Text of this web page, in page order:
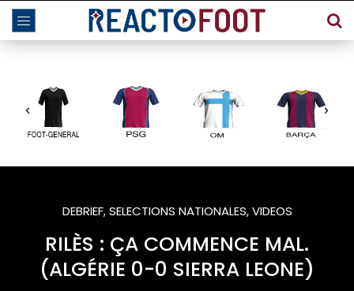
DEBRIEF,SELECTIONS NATIONALES,VIDEOS
RILÈS : ÇA COMMENCE MAL.
(ALGÉRIE 0-0 SIERRA LEONE)